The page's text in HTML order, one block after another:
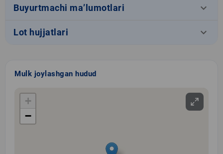
Buyurtmachi ma’lumotlari keyboard_arrow_down
Lot hujjatlari keyboard_arrow_down
Mulk joylashgan hudud
+
−